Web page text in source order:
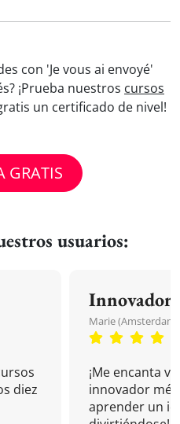
con 'Je vous ai envoyé'
¡Prueba nuestros cursos
un certificado de nivel!
GRATIS
usuarios:
diez
Innovador
Marie (Amsterdam,
¡Me encanta
innovador
aprender un